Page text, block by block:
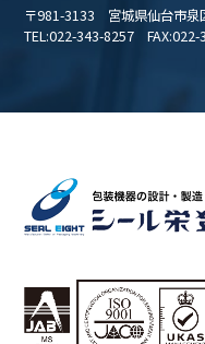
〒981-3133 宮城県仙台市泉
TEL:022-343-8257 FAX:022-